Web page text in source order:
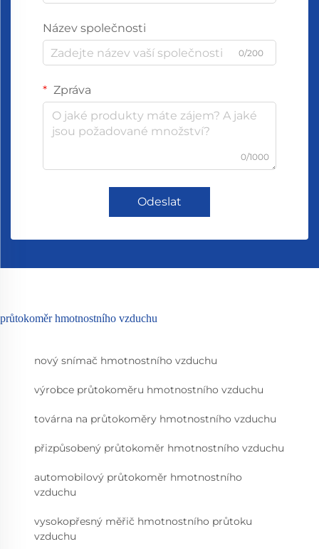
Název společnosti
0/200
Zpráva
0/1000
Odeslat
průtokoměr hmotnostního vzduchu
nový snímač hmotnostního vzduchu
výrobce průtokoměru hmotnostního vzduchu
továrna na průtokoměry hmotnostního vzduchu
přizpůsobený průtokoměr hmotnostního vzduchu
automobilový průtokoměr hmotnostního
vzduchu
vysokopřesný měřič hmotnostního průtoku
vzduchu